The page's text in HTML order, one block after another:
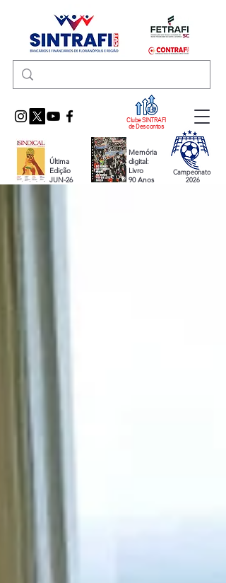
Clube SINTRAFI
de Descontos
Última
Edição
JUN-26
Memória
digital:
Livro
90 Anos
Campeonato
2026